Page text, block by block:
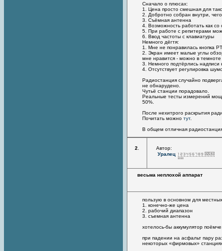
Сначало о плюсах:
1. Цена просто смешная для
2. Добротно собран внутри,
3. Съёмная антенна
4. Возможность работать как
5. При работе с репитерами
6. Ввод частоты с клавиатуры
Немного дёгтя:
1. Мне не понравилась кнопка
2. Экран имеет малые углы
мне нравится - можно в темноте
3. Немного подтёрлись надписи
4. Отсутствует регулировка
Радиостанция случайно
не обнарудено.
Чутьё станции порадовало.
Реальные тесты измерений
50%.
После нехитрого раскрытия
Почитать можно тут.
В общем отличная
2
Автор:
Уралец
весьма неплохой аппарат
пользую в основном для
1. конечно-же цена
2. рабочий диапазон
3. съемная антенна
хотелось-бы аккумулятор
при падении на асфальт пару
некоторых «фирмовых»